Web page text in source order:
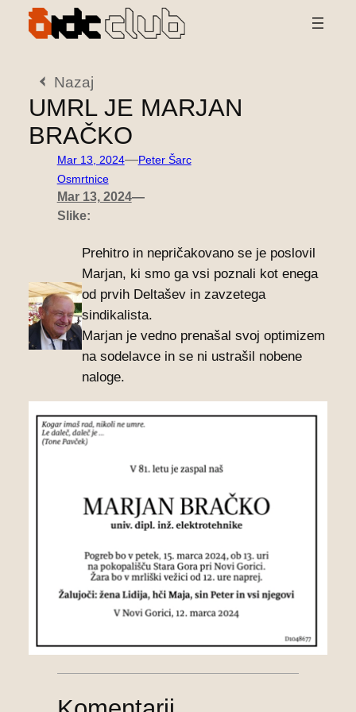
Preskoči
Nazaj
UMRL JE MARJAN
BRAČKO
Mar 13, 2024—Peter Šarc
Osmrtnice
Mar 13, 2024—
Slike:
Prehitro in nepričakovano se je poslovil
Marjan, ki smo ga vsi poznali kot enega
od prvih Deltašev in zavzetega
sindikalista.
Marjan je vedno prenašal svoj optimizem
na sodelavce in se ni ustrašil nobene
naloge.